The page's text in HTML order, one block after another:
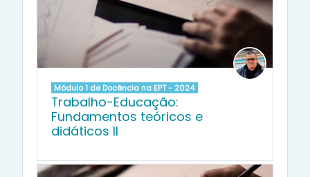
Módulo 1 de Docência na EPT - 2024
Trabalho-Educação:
Fundamentos teóricos e
didáticos II